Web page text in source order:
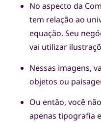
No aspecto da
tem relação ao
equação. Seu
vai utilizar
Nessas imagens,
objetos ou
Ou então, você
apenas tipografia